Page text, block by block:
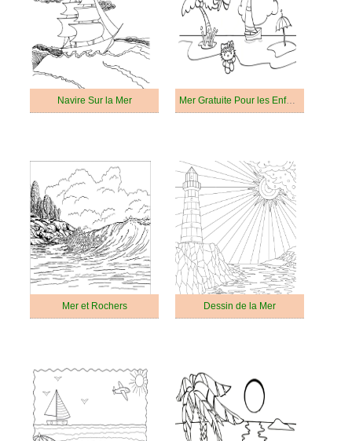
Navire Sur la Mer Mer Gratuite Pour les Enfants
Mer et Rochers Dessin de la Mer